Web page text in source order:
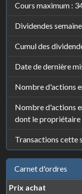
Cours maximum :
Dividendes
Cumul des
Date de dernière
Nombre d'actions
Nombre d'actions
dont le propriétaire
Transactions cette
Carnet d'ordres
Prix achat